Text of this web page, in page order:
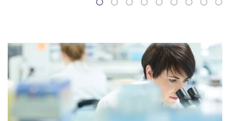
1 2 3 4 5 6 7 8 9